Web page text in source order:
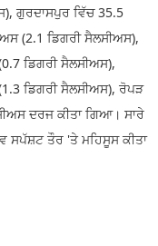
ਗੁਰਦਾਸਪੁਰ ਵਿੱਚ 35.5
(2.1 ਡਿਗਰੀ ਸੈਲਸੀਅਸ),
ਡਿਗਰੀ ਸੈਲਸੀਅਸ),
ਡਿਗਰੀ ਸੈਲਸੀਅਸ), ਰੋਪੜ
ਦਰਜ ਕੀਤਾ ਗਿਆ। ਸਾਰੇ
ਸਪੱਸ਼ਟ ਤੌਰ 'ਤੇ ਮਹਿਸੂਸ ਕੀਤਾ